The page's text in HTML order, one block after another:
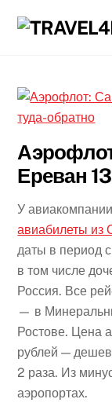
Ереван
У
авиабилеты из
даты в период
в том числе
Россия. Все
— в
Ростове. Цена
рублей —
2 раза. Из
аэропортах.